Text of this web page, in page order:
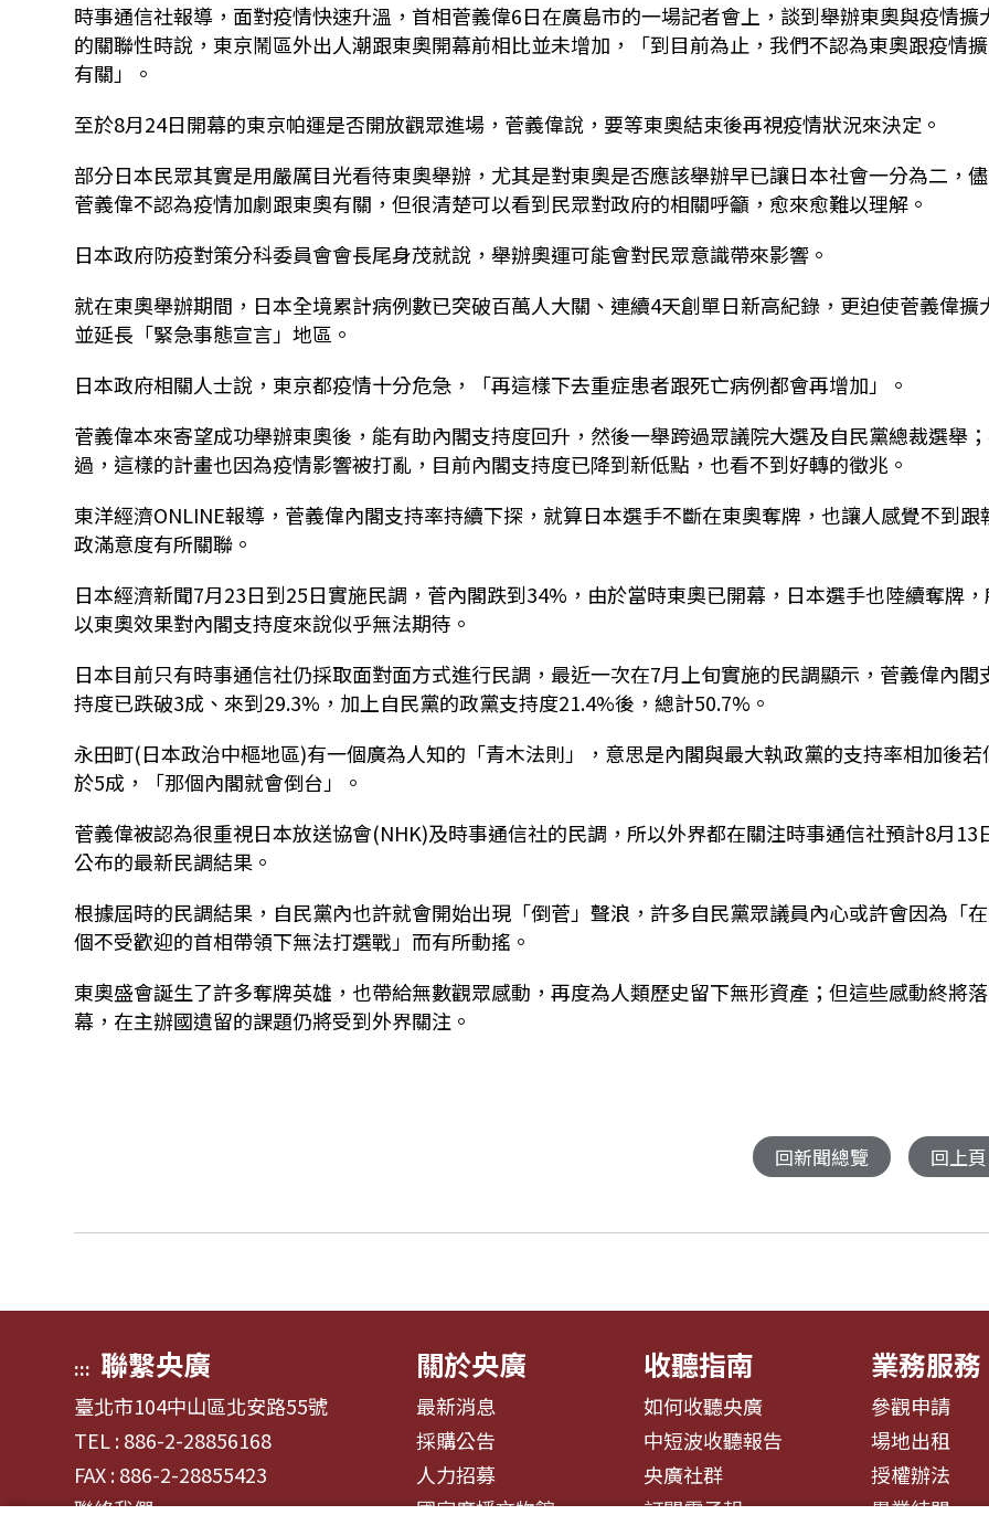
時事通信社報導，面對疫情快速升溫，首相菅義偉6日在廣島市的一場記者會上，談到舉辦東奧與疫情擴
的關聯性時說，東京鬧區外出人潮跟東奧開幕前相比並未增加，「到目前為止，我們不認為東奧跟疫情
有關」。
至於8月24日開幕的東京帕運是否開放觀眾進場，菅義偉說，要等東奧結束後再視疫情狀況來決定。
部分日本民眾其實是用嚴厲目光看待東奧舉辦，尤其是對東奧是否應該舉辦早已讓日本社會一分為二，
菅義偉不認為疫情加劇跟東奧有關，但很清楚可以看到民眾對政府的相關呼籲，愈來愈難以理解。
日本政府防疫對策分科委員會會長尾身茂就說，舉辦奧運可能會對民眾意識帶來影響。
就在東奧舉辦期間，日本全境累計病例數已突破百萬人大關、連續4天創單日新高紀錄，更迫使菅義偉擴
並延長「緊急事態宣言」地區。
日本政府相關人士說，東京都疫情十分危急，「再這樣下去重症患者跟死亡病例都會再增加」。
菅義偉本來寄望成功舉辦東奧後，能有助內閣支持度回升，然後一舉跨過眾議院大選及自民黨總裁選舉
過，這樣的計畫也因為疫情影響被打亂，目前內閣支持度已降到新低點，也看不到好轉的徵兆。
東洋經濟ONLINE報導，菅義偉內閣支持率持續下探，就算日本選手不斷在東奧奪牌，也讓人感覺不到跟
政滿意度有所關聯。
日本經濟新聞7月23日到25日實施民調，菅內閣跌到34%，由於當時東奧已開幕，日本選手也陸續奪牌
以東奧效果對內閣支持度來說似乎無法期待。
日本目前只有時事通信社仍採取面對面方式進行民調，最近一次在7月上旬實施的民調顯示，菅義偉內閣
持度已跌破3成、來到29.3%，加上自民黨的政黨支持度21.4%後，總計50.7%。
永田町(日本政治中樞地區)有一個廣為人知的「青木法則」，意思是內閣與最大執政黨的支持率相加後若
於5成，「那個內閣就會倒台」。
菅義偉被認為很重視日本放送協會(NHK)及時事通信社的民調，所以外界都在關注時事通信社預計8月13
公布的最新民調結果。
根據屆時的民調結果，自民黨內也許就會開始出現「倒菅」聲浪，許多自民黨眾議員內心或許會因為「
個不受歡迎的首相帶領下無法打選戰」而有所動搖。
東奧盛會誕生了許多奪牌英雄，也帶給無數觀眾感動，再度為人類歷史留下無形資產；但這些感動終將落
幕，在主辦國遺留的課題仍將受到外界關注。
回新聞總覽 回上頁
::: 聯繫央廣
臺北市104中山區北安路55號
TEL : 886-2-28856168
FAX : 886-2-28855423
聯絡我們
關於央廣
最新消息
採購公告
人力招募
國家廣播文物館
收聽指南
如何收聽央廣
中短波收聽報告
央廣社群
訂閱電子報
業務服務
參觀申請
場地出租
授權辦法
異業結盟